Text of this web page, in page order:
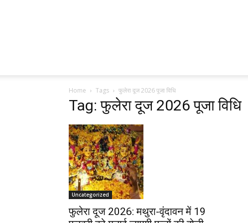
Home Tags फुलेरा दूज 2026 पूजा विधि
Tag: फुलेरा दूज 2026 पूजा विधि
Uncategorized
फुलेरा दूज 2026: मथुरा-वृंदावन में 19